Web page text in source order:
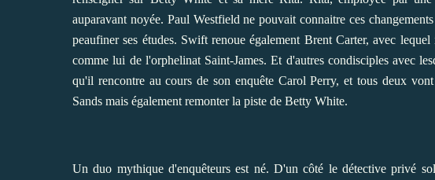
auparavant noyée. Paul Westfield ne pouvait connaitre ces
peaufiner ses études. Swift renoue également Brent Carter, avec
comme lui de l'orphelinat Saint-James. Et d'autres condisciples avec
qu'il rencontre au cours de son enquête Carol Perry, et tous deux
Sands mais également remonter la piste de Betty White.
Un duo mythique d'enquêteurs est né. D'un côté le détective privé